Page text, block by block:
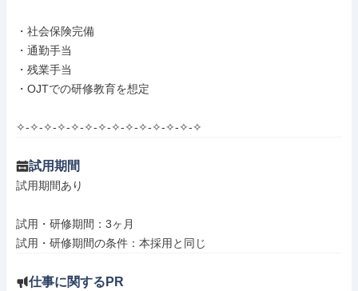
・社会保険完備
・通勤手当
・残業手当
・OJTでの研修教育を想定
✧-✧-✧-✧-✧-✧-✧-✧-✧-✧-✧-✧-✧-✧
試用期間
試用期間あり
試用・研修期間：3ヶ月
仕事に関するPR